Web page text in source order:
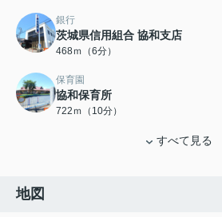
銀行
茨城県信用組合 協和支店
468ｍ（6分）
保育園
協和保育所
722ｍ（10分）
すべて見る
地図